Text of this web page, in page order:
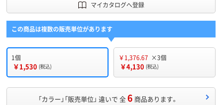
マイカタログへ登録
この商品は複数の販売単位があります
1個
￥1,530 (税込)
￥1,376.67 ×3個
￥4,130 (税込)
「カラー」「販売単位」 違いで 全6 商品あります。